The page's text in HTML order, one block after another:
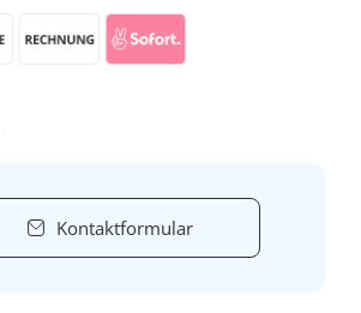
Kontaktformular